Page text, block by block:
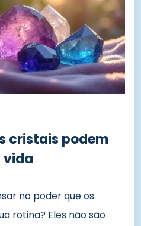
cristais podem
vida
no poder que os
rotina? Eles não são